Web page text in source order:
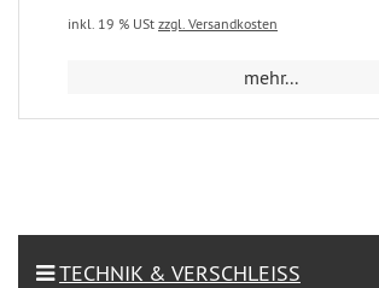
inkl. 19 % USt zzgl. Versandkosten
mehr...
TECHNIK & VERSCHLEISS